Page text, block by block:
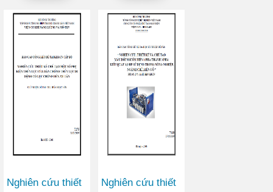
hại chủ yếu trên
Đăk Nông
nâng cao năng
suất cà phê bền
vững ở Đăk Lăk
Nghiên cứu thiết
Nghiên cứu thiết